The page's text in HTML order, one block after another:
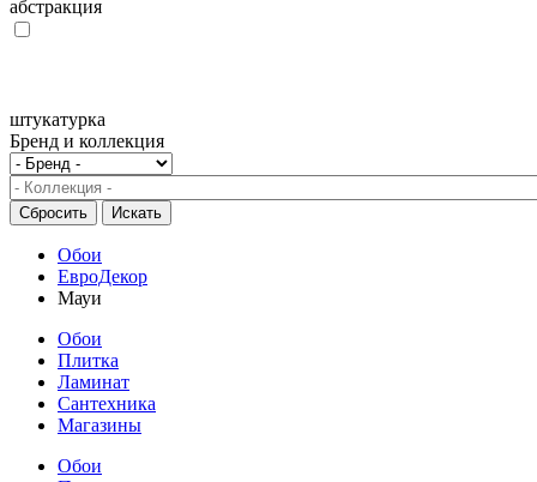
абстракция
штукатурка
Бренд и коллекция
Обои
ЕвроДекор
Мауи
Обои
Плитка
Ламинат
Сантехника
Магазины
Обои